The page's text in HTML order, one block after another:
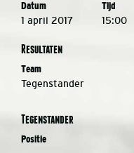
Datum Tijd
1 april 2017 15:00
Resultaten
Team
Tegenstander
Tegenstander
Positie